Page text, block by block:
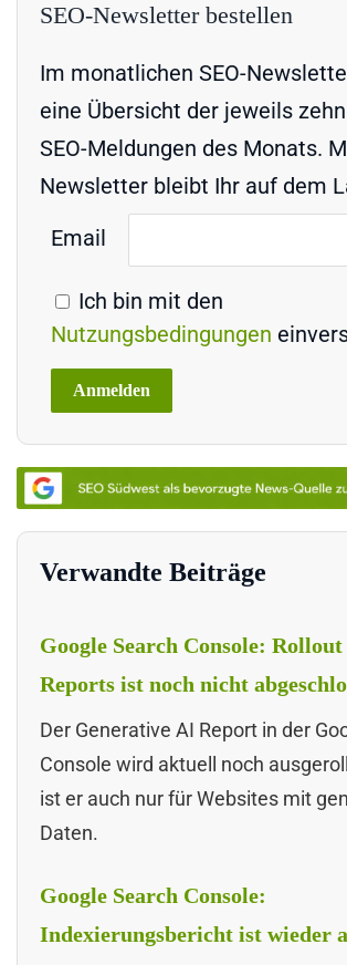
SEO-Newsletter bestellen
Im monatlichen SEO-
eine Übersicht der jeweils
SEO-Meldungen des Monats.
Newsletter bleibt Ihr auf dem
Email
Ich bin mit den
Nutzungsbedingungen
Verwandte Beiträge
Google Search Console:
Reports ist noch nicht
Der Generative AI Report in der
Console wird aktuell noch
ist er auch nur für Websites mit
Daten.
Google Search Console:
Indexierungsbericht ist wieder